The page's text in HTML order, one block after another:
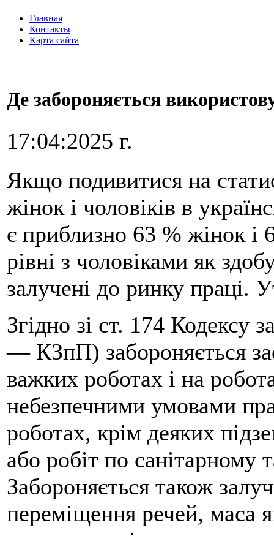
Главная
Контакты
Карта сайта
Де забороняється
17:04:2025 г.
Якщо подивитися на
жінок і чоловіків в
є приблизно 63 % жінок і
рівні з чоловіками як
залучені до ринку праці.
Згідно зі ст. 174 Кодексу
— КЗпП) забороняється
важких роботах і на
небезпечними умовами
роботах, крім деяких
або робіт по санітарному
Забороняється також
переміщення речей, маса